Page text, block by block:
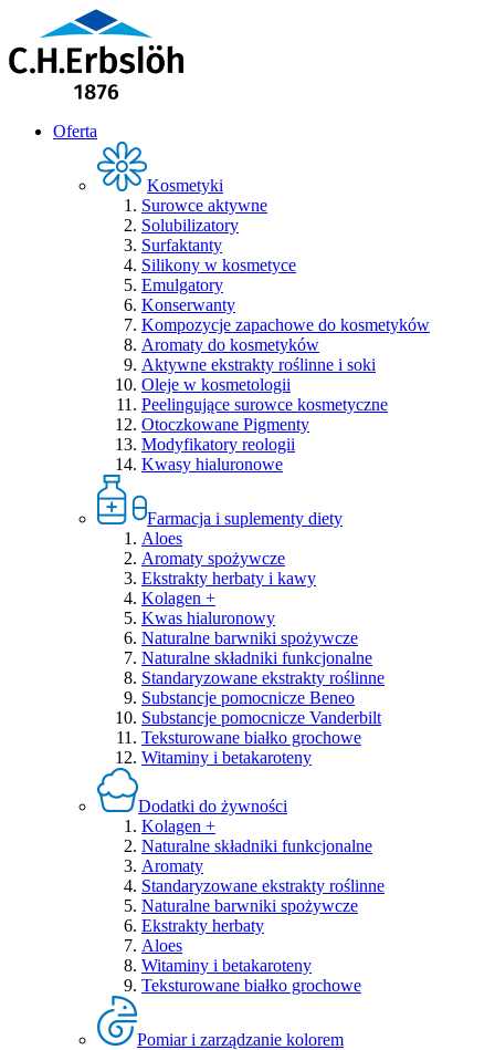
Oferta
Kosmetyki
Surowce aktywne
Solubilizatory
Surfaktanty
Silikony w kosmetyce
Emulgatory
Konserwanty
Kompozycje zapachowe do kosmetyków
Aromaty do kosmetyków
Aktywne ekstrakty roślinne i soki
Oleje w kosmetologii
Peelingujące surowce kosmetyczne
Otoczkowane Pigmenty
Modyfikatory reologii
Kwasy hialuronowe
Farmacja i suplementy diety
Aloes
Aromaty spożywcze
Ekstrakty herbaty i kawy
Kolagen +
Kwas hialuronowy
Naturalne barwniki spożywcze
Naturalne składniki funkcjonalne
Standaryzowane ekstrakty roślinne
Substancje pomocnicze Beneo
Substancje pomocnicze Vanderbilt
Teksturowane białko grochowe
Witaminy i betakaroteny
Dodatki do żywności
Kolagen +
Naturalne składniki funkcjonalne
Aromaty
Standaryzowane ekstrakty roślinne
Naturalne barwniki spożywcze
Ekstrakty herbaty
Aloes
Witaminy i betakaroteny
Teksturowane białko grochowe
Pomiar i zarządzanie kolorem